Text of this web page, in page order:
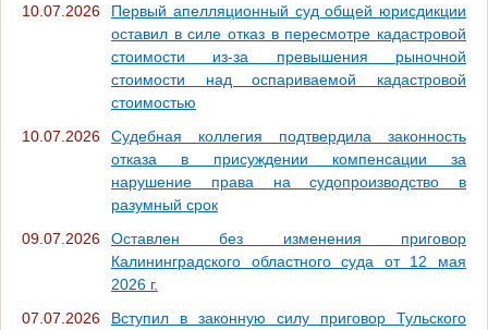
10.07.2026
Первый апелляционный суд общей юрисдикции
оставил в силе отказ в пересмотре кадастровой
стоимости из-за превышения рыночной
стоимости над оспариваемой кадастровой
стоимостью
10.07.2026
Судебная коллегия подтвердила законность
отказа в присуждении компенсации за
нарушение права на судопроизводство в
разумный срок
09.07.2026
Оставлен без изменения приговор
Калининградского областного суда от 12 мая
2026 г.
07.07.2026
Вступил в законную силу приговор Тульского